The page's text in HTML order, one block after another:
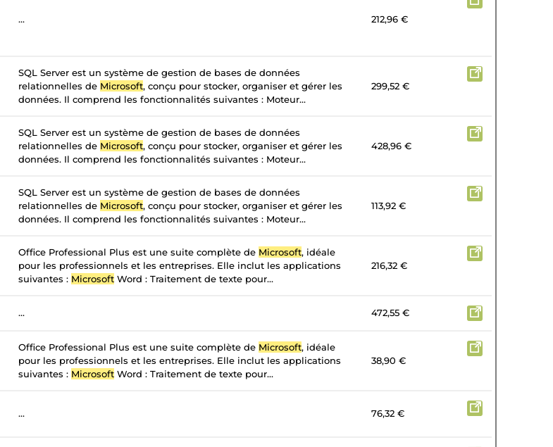
... 212,96 €
SQL Server est un système de gestion de bases de données
relationnelles de Microsoft, conçu pour stocker, organiser et gérer les
données. Il comprend les fonctionnalités suivantes : Moteur...
299,52 €
SQL Server est un système de gestion de bases de données
relationnelles de Microsoft, conçu pour stocker, organiser et gérer les
données. Il comprend les fonctionnalités suivantes : Moteur...
428,96 €
SQL Server est un système de gestion de bases de données
relationnelles de Microsoft, conçu pour stocker, organiser et gérer les
données. Il comprend les fonctionnalités suivantes : Moteur...
113,92 €
Office Professional Plus est une suite complète de Microsoft, idéale
pour les professionnels et les entreprises. Elle inclut les applications
suivantes : Microsoft Word : Traitement de texte pour...
216,32 €
... 472,55 €
Office Professional Plus est une suite complète de Microsoft, idéale
pour les professionnels et les entreprises. Elle inclut les applications
suivantes : Microsoft Word : Traitement de texte pour...
38,90 €
... 76,32 €